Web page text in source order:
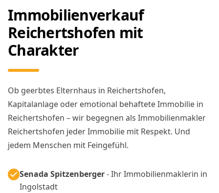
Immobilienverkauf
Reichertshofen mit
Charakter
Ob geerbtes Elternhaus in Reichertshofen,
Kapitalanlage oder emotional behaftete Immobilie in
Reichertshofen – wir begegnen als Immobilienmakler
Reichertshofen jeder Immobilie mit Respekt. Und
jedem Menschen mit Feingefühl.
Senada Spitzenberger- Ihr Immobilienmaklerin in
Ingolstadt